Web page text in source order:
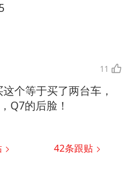
11
个等于买了两台车，
Q7的后脸！
42条跟贴